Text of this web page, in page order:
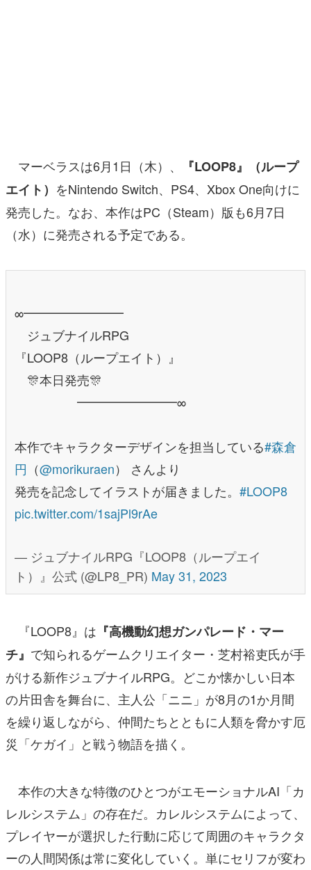
その他
電ファミニコゲーマーとは？
運営：株式会社マレ
マーベラスは6月1日（木）、
『LOOP8』（ループ
エイト） をNintendo Switch、PS4、Xbox One向けに
発売した。なお、本作はPC（Steam）版も6月7日
（水）に発売される予定である。
∞━━━━━━━━
ジュブナイルRPG
『LOOP8（ループエイト）』
🎊本日発売🎊
━━━━━━━━∞
本作でキャラクターデザインを担当している#森倉
円 （@morikuraen） さんより
発売を記念してイラストが届きました。 #LOOP8
pic.twitter.com/1sajPl9rAe
— ジュブナイルRPG『LOOP8（ループエイ
ト）』公式 (@LP8_PR) May 31, 2023
『LOOP8』は 『高機動幻想ガンパレード・マー
チ』 で知られるゲームクリエイター・芝村裕吏氏が手
がける新作ジュブナイルRPG。どこか懐かしい日本
の片田舎を舞台に、主人公「ニニ」が8月の1か月間
を繰り返しながら、仲間たちとともに人類を脅かす厄
災「ケガイ」と戦う物語を描く。
本作の大きな特徴のひとつがエモーショナルAI「カ
レルシステム」の存在だ。カレルシステムによって、
プレイヤーが選択した行動に応じて周囲のキャラクタ
ーの人間関係は常に変化していく。単にセリフが変わ